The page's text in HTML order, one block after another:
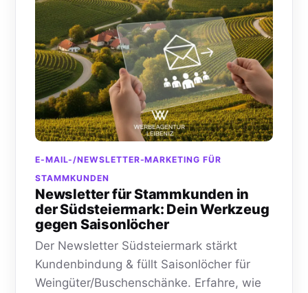
E-MAIL-/NEWSLETTER-MARKETING FÜR
STAMMKUNDEN
Newsletter für Stammkunden in
der Südsteiermark: Dein Werkzeug
gegen Saisonlöcher
Der Newsletter Südsteiermark stärkt
Kundenbindung & füllt Saisonlöcher für
Weingüter/Buschenschänke. Erfahre, wie